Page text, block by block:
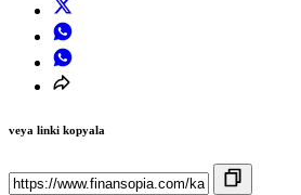
veya linki kopyala